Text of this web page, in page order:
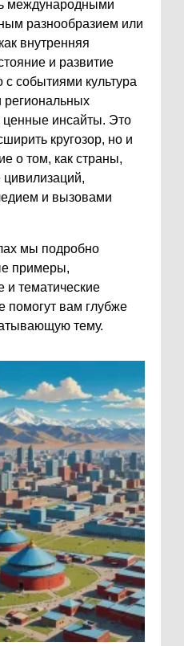
международными
разнообразием или
внутренняя
и развитие
с событиями культура
региональных
ценные инсайты. Это
кругозор, но и
о том, как страны,
и вызовами
мы подробно
примеры,
и тематические
помогут вам глубже
тему.